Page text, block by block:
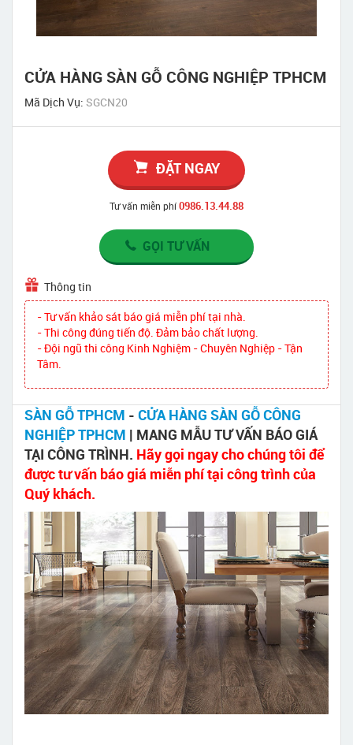
CỬA HÀNG SÀN GỖ CÔNG NGHIỆP TPHCM
Mã Dịch Vụ: SGCN20
ĐẶT NGAY
Tư vấn miễn phí0986.13.44.88
GỌI TƯ VẤN
Thông tin
- Tư vấn khảo sát báo giá miễn phí tại nhà.
- Thi công đúng tiến độ. Đảm bảo chất lượng.
- Đội ngũ thi công Kinh Nghiệm - Chuyên Nghiệp - Tận
Tâm.
SÀN GỖ TPHCM - CỬA HÀNG SÀN GỖ CÔNG
NGHIỆP TPHCM | MANG MẪU TƯ VẤN BÁO GIÁ
TẠI CÔNG TRÌNH. Hãy gọi ngay cho chúng tôi để
được tư vấn báo giá miễn phí tại công trình của
Quý khách.